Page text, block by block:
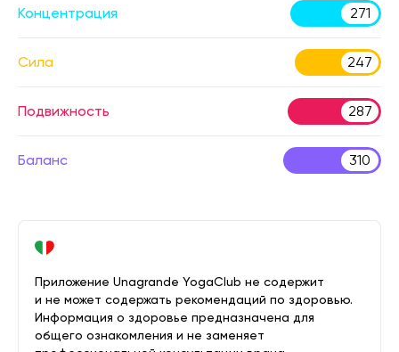
Концентрация 271
Сила 247
Подвижность 287
Баланс 310
Приложение Unagrande YogaClub не содержит
и не может содержать рекомендаций по здоровью.
Информация о здоровье предназначена для
общего ознакомления и не заменяет